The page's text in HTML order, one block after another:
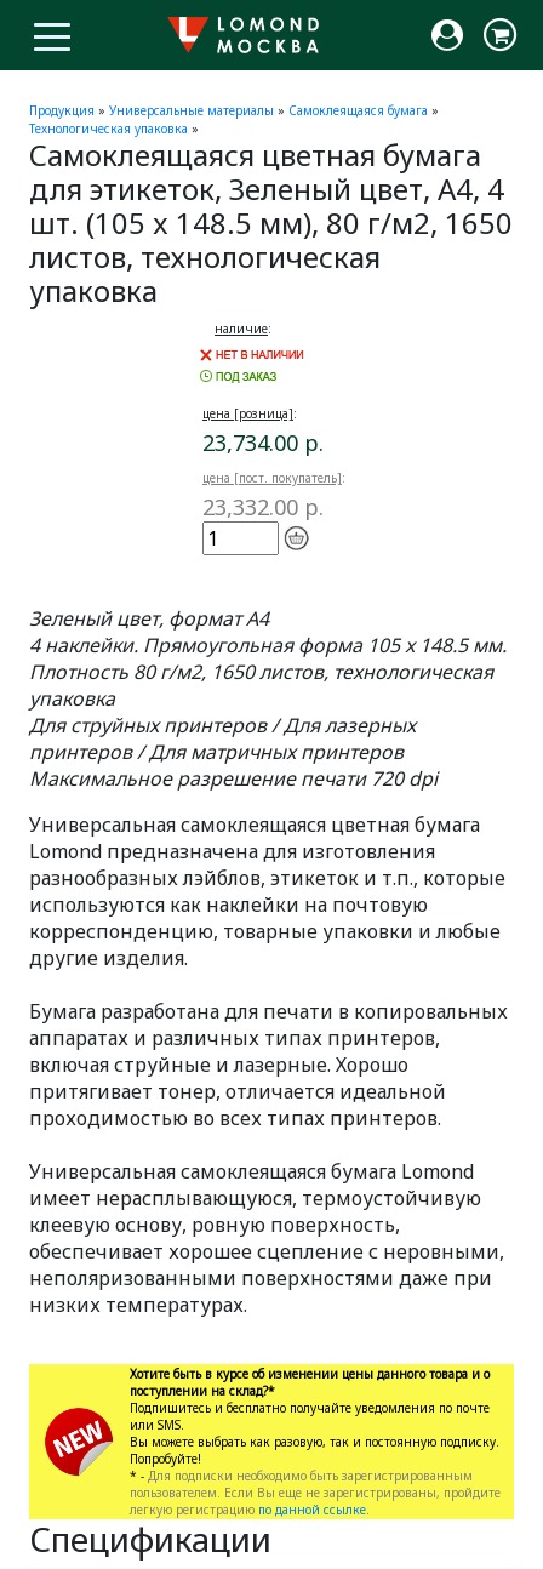
Продукция » Универсальные материалы » Самоклеящаяся бумага »
Технологическая упаковка »
Самоклеящаяся цветная бумага
для этикеток, Зеленый цвет, A4, 4
шт. (105 x 148.5 мм), 80 г/м2, 1650
листов, технологическая
упаковка
наличие:
цена [розница]:
23,734.00 р.
цена [пост. покупатель]:
23,332.00 р.
Зеленый цвет, формат A4
4 наклейки. Прямоугольная форма 105 x 148.5 мм.
Плотность 80 г/м2, 1650 листов, технологическая
упаковка
Для струйных принтеров / Для лазерных
принтеров / Для матричных принтеров
Максимальное разрешение печати 720 dpi
Универсальная самоклеящаяся цветная бумага
Lomond предназначена для изготовления
разнообразных лэйблов, этикеток и т.п., которые
используются как наклейки на почтовую
корреспонденцию, товарные упаковки и любые
другие изделия.
Бумага разработана для печати в копировальных
аппаратах и различных типах принтеров,
включая струйные и лазерные. Хорошо
притягивает тонер, отличается идеальной
проходимостью во всех типах принтеров.
Универсальная самоклеящаяся бумага Lomond
имеет нерасплывающуюся, термоустойчивую
клеевую основу, ровную поверхность,
обеспечивает хорошее сцепление с неровными,
неполяризованными поверхностями даже при
низких температурах.
Хотите быть в курсе об изменении цены данного товара и о
поступлении на склад?*
Подпишитесь и бесплатно получайте уведомления по почте
или SMS.
Вы можете выбрать как разовую, так и постоянную подписку.
Попробуйте!
* - Для подписки необходимо быть зарегистрированным
пользователем. Если Вы еще не зарегистрированы, пройдите
легкую регистрацию по данной ссылке.
Спецификации